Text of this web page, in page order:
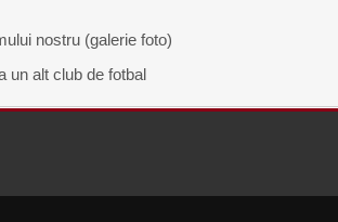
nostru (galerie foto)
un alt club de fotbal